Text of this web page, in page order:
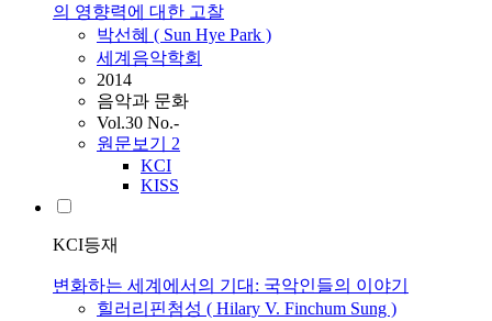
의 영향력에 대한 고찰
박선혜 ( Sun Hye Park )
세계음악학회
2014
음악과 문화
Vol.30 No.-
원문보기 2
KCI
KISS
KCI등재
변화하는 세계에서의 기대: 국악인들의 이야기
힐러리핀첨성 ( Hilary V. Finchum Sung )